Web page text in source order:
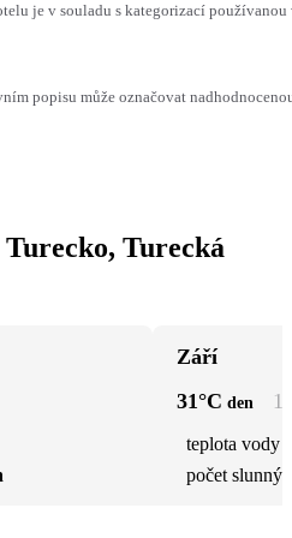
je v souladu s kategorizací
popisu může označovat
Turecká
Září
31°C den
teplota vody
počet